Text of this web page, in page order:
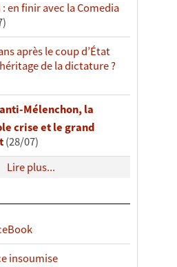
en finir avec la Comedia
après le coup d’État
de la dictature ?
Mélenchon, la
crise et le grand
(28/07)
Lire plus...
insoumise